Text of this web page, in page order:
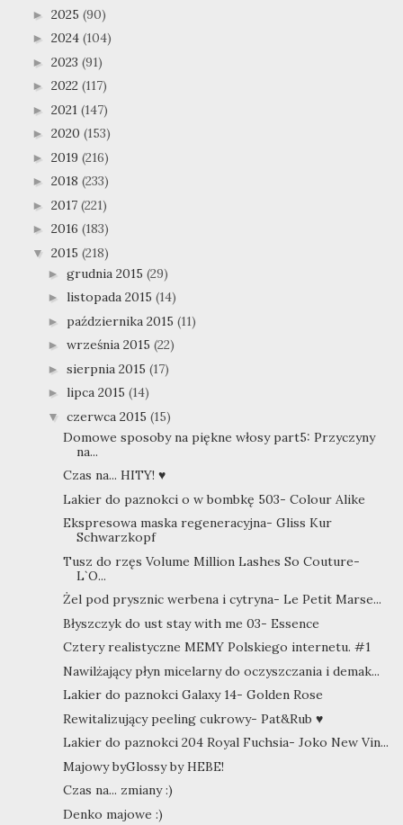
► 2025 (90)
► 2024 (104)
► 2023 (91)
► 2022 (117)
► 2021 (147)
► 2020 (153)
► 2019 (216)
► 2018 (233)
► 2017 (221)
► 2016 (183)
▼ 2015 (218)
► grudnia 2015 (29)
► listopada 2015 (14)
► października 2015 (11)
► września 2015 (22)
► sierpnia 2015 (17)
► lipca 2015 (14)
▼ czerwca 2015 (15)
Domowe sposoby na piękne włosy part5: Przyczyny
na...
Czas na... HITY! ♥
Lakier do paznokci o w bombkę 503- Colour Alike
Ekspresowa maska regeneracyjna- Gliss Kur
Schwarzkopf
Tusz do rzęs Volume Million Lashes So Couture-
L`O...
Żel pod prysznic werbena i cytryna- Le Petit Marse...
Błyszczyk do ust stay with me 03- Essence
Cztery realistyczne MEMY Polskiego internetu. #1
Nawilżający płyn micelarny do oczyszczania i demak...
Lakier do paznokci Galaxy 14- Golden Rose
Rewitalizujący peeling cukrowy- Pat&Rub ♥
Lakier do paznokci 204 Royal Fuchsia- Joko New Vin...
Majowy byGlossy by HEBE!
Czas na... zmiany :)
Denko majowe :)